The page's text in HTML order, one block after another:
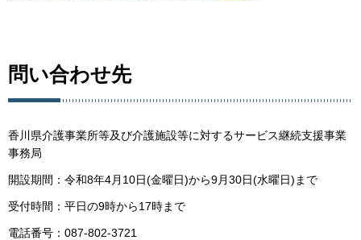
問い合わせ先
香川県介護事業所等及び介護施設等に対するサービス継続支援事業
事務局
開設期間：令和8年4月10日(金曜日)から9月30日(水曜日)まで
受付時間：平日の9時から17時まで
電話番号：087-802-3721